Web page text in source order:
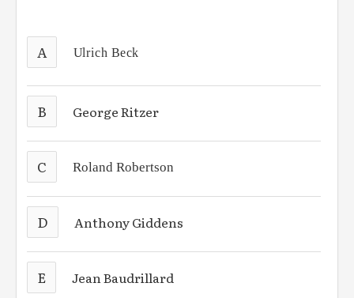
A Ulrich Beck
B George Ritzer
C Roland Robertson
D Anthony Giddens
E Jean Baudrillard